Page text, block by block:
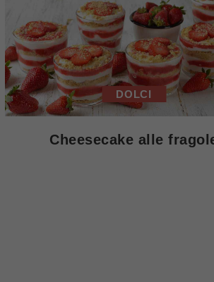
DOLCI
Cheesecake alle